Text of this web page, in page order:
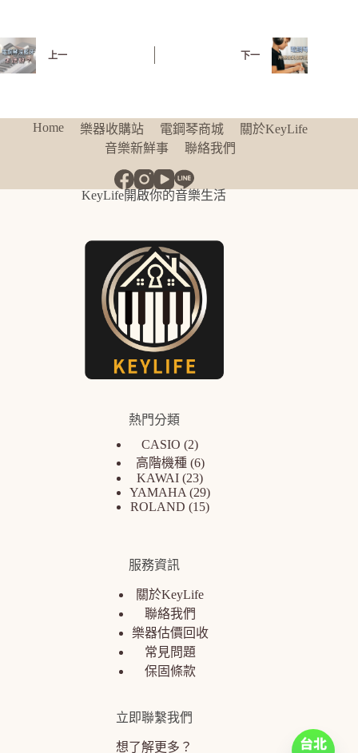
上一 下一
Home 樂器收購站 電鋼琴商城
關於KeyLife
音樂新鮮事
聯絡我們
KeyLife開啟你的音樂生活
熱門分類
CASIO 2
高階機種 6
KAWAI 23
YAMAHA 29
ROLAND
15
服務資訊
關於KeyLife
聯絡我們
樂器估價回收
常見問題
保固條款
立即聯繫我們
想了解更多？